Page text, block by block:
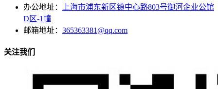
办公地址：
上海市浦东新区镇中心路803号御河企业公馆
D区-1幢
邮箱地址： 365363381@qq.com
关注我们